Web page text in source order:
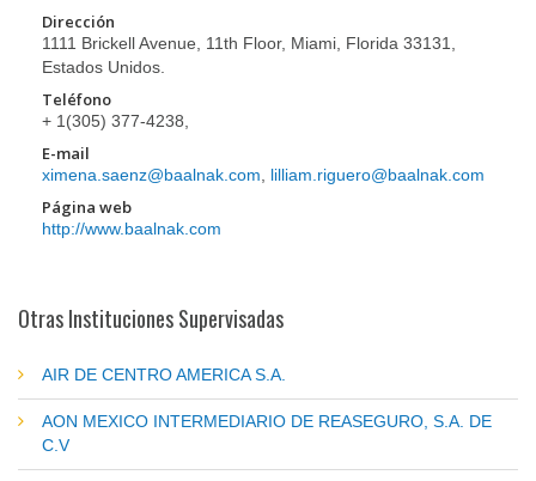
Dirección
1111 Brickell Avenue, 11th Floor, Miami, Florida 33131,
Estados Unidos.
Teléfono
+ 1(305) 377-4238,
E-mail
ximena.saenz@baalnak.com lilliam.riguero@baalnak.com
Página web
http://www.baalnak.com
Otras Instituciones Supervisadas
AIR DE CENTRO AMERICA S.A.
AON MEXICO INTERMEDIARIO DE REASEGURO, S.A. DE
C.V